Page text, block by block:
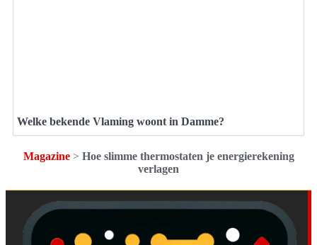
Welke bekende Vlaming woont in Damme?
Magazine> Hoe slimme thermostaten je energierekening
verlagen